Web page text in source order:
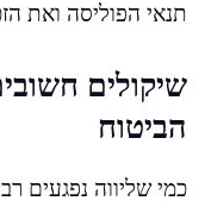
תנאי הפוליסה ואת
שיקולים
הביטוח
כמי שליווה נפגעים